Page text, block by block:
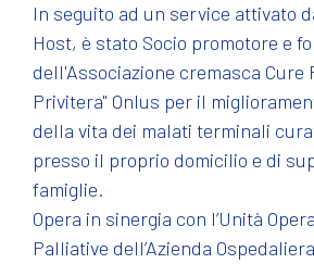
In seguito ad un service attivato
Host, è stato Socio promotore e
dell'Associazione cremasca Cure
Privitera" Onlus per il
della vita dei malati terminali
presso il proprio domicilio e di
famiglie.
Opera in sinergia con l’Unità
Palliative dell’Azienda